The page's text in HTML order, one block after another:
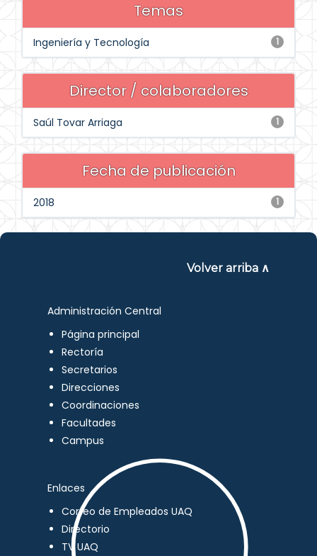
Temas
1
Ingeniería y Tecnología
Director / colaboradores
1
Saúl Tovar Arriaga
Fecha de publicación
1
2018
Volver arriba ∧
Administración Central
Página principal
Rectoría
Secretarios
Direcciones
Coordinaciones
Facultades
Campus
Enlaces
Correo de Empleados UAQ
Directorio
TV UAQ